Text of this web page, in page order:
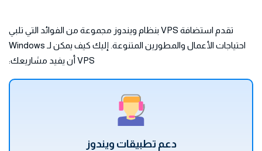
تقدم استضافة VPS بنظام ويندوز مجموعة من الفوائد التي تلبي
احتياجات الأعمال والمطورين المتنوعة. إليك كيف يمكن لـ Windows
VPS أن يفيد مشاريعك:
دعم تطبيقات ويندوز